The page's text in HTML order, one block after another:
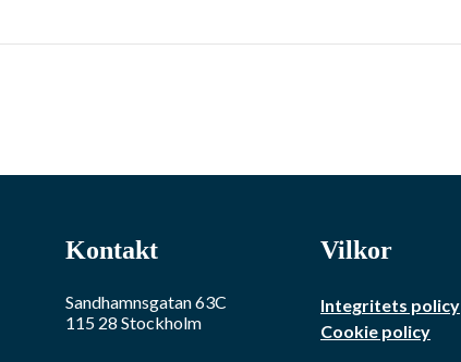
Kontakt
Sandhamnsgatan 63C
115 28 Stockholm
Vilkor
Integritets policy
Cookie policy